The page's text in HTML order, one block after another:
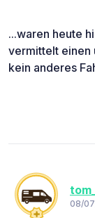
...waren heute
vermittelt einen
kein anderes
08/